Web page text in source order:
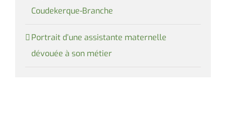
Coudekerque-Branche
Portrait d’une assistante maternelle
dévouée à son métier